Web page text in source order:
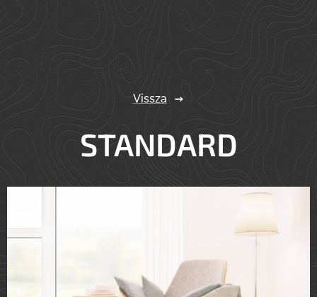
Vissza
STANDARD